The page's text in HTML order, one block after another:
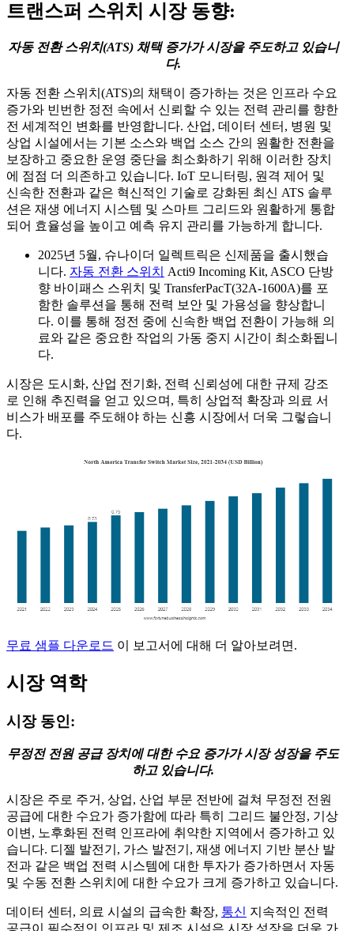
트랜스퍼 스위치 시장 동향:
자동 전환 스위치(ATS) 채택 증가가 시장을 주도하고 있습니
다.
자동 전환 스위치(ATS)의 채택이 증가하는 것은 인프라 수요
증가와 빈번한 정전 속에서 신뢰할 수 있는 전력 관리를 향한
전 세계적인 변화를 반영합니다. 산업, 데이터 센터, 병원 및
상업 시설에서는 기본 소스와 백업 소스 간의 원활한 전환을
보장하고 중요한 운영 중단을 최소화하기 위해 이러한 장치
에 점점 더 의존하고 있습니다. IoT 모니터링, 원격 제어 및
신속한 전환과 같은 혁신적인 기술로 강화된 최신 ATS 솔루
션은 재생 에너지 시스템 및 스마트 그리드와 원활하게 통합
되어 효율성을 높이고 예측 유지 관리를 가능하게 합니다.
2025년 5월, 슈나이더 일렉트릭은 신제품을 출시했습
니다. 자동 전환 스위치
Acti9 Incoming Kit, ASCO 단방
향 바이패스 스위치 및 TransferPacT(32A-1600A)를 포
함한 솔루션을 통해 전력 보안 및 가용성을 향상합니
다. 이를 통해 정전 중에 신속한 백업 전환이 가능해 의
료와 같은 중요한 작업의 가동 중지 시간이 최소화됩니
다.
시장은 도시화, 산업 전기화, 전력 신뢰성에 대한 규제 강조
로 인해 추진력을 얻고 있으며, 특히 상업적 확장과 의료 서
비스가 배포를 주도해야 하는 신흥 시장에서 더욱 그렇습니
다.
무료 샘플 다운로드 이 보고서에 대해 더 알아보려면.
시장 역학
시장 동인:
무정전 전원 공급 장치에 대한 수요 증가가 시장 성장을 주도
하고 있습니다.
시장은 주로 주거, 상업, 산업 부문 전반에 걸쳐 무정전 전원
공급에 대한 수요가 증가함에 따라 특히 그리드 불안정, 기상
이변, 노후화된 전력 인프라에 취약한 지역에서 증가하고 있
습니다. 디젤 발전기, 가스 발전기, 재생 에너지 기반 분산 발
전과 같은 백업 전력 시스템에 대한 투자가 증가하면서 자동
및 수동 전환 스위치에 대한 수요가 크게 증가하고 있습니다.
데이터 센터, 의료 시설의 급속한 확장, 통신 지속적인 전력